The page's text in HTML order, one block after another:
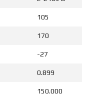
105
170
-27
0.899
150.000